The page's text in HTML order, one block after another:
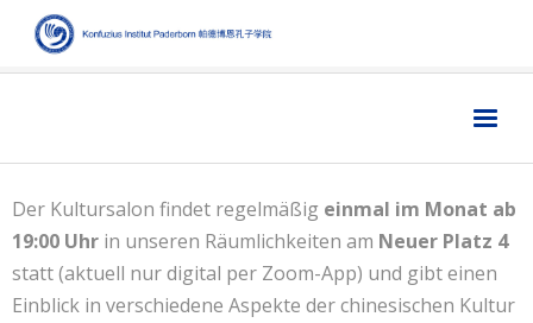
Institut 学院
Aktuelles新闻
Der Kultursalon findet regelmäßig einmal im Monat ab
19:00 Uhr in unseren Räumlichkeiten am Neuer Platz 4
statt (aktuell nur digital per Zoom-App) und gibt einen
Einblick in verschiedene Aspekte der chinesischen Kultur